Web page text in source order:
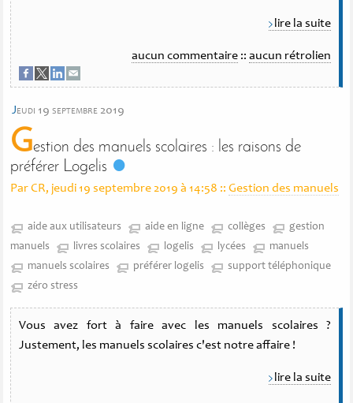
lire la suite
aucun commentaire :: aucun rétrolien
jeudi 19 septembre 2019
Gestion des manuels scolaires : les raisons de
préférer Logelis
Par CR, jeudi 19 septembre 2019 à 14:58 :: Gestion des manuels
aide aux utilisateurs aide en ligne collèges
gestion
manuels
livres scolaires logelis lycées
manuels
manuels scolaires
préférer logelis
support téléphonique
zéro stress
Vous avez fort à faire avec les manuels scolaires ?
Justement, les manuels scolaires c'est notre affaire !
lire la suite